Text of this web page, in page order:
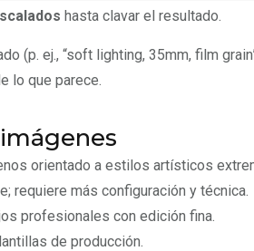
hasta clavar el resultado.
(p. ej., “soft lighting, 35mm, film
lo que parece.
orientado a estilos artísticos
requiere más configuración y técnica.
profesionales con edición fina.
de producción.